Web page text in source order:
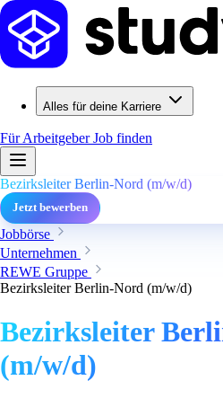
Alles für deine Karriere
Für ArbeitgeberJob finden
Bezirksleiter Berlin-Nord (m/w/d)
Jetzt bewerben
Jobbörse
Unternehmen
REWE Gruppe
Bezirksleiter Berlin-Nord (m/w/d)
Bezirksleiter
(m/w/d)